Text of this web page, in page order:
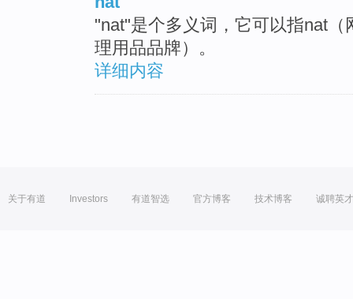
"nat"是个多义词，它可以指nat
理用品品牌）。
详细内容
关于有道 Investors 有道智选 官方博客 技术博客 诚聘英才